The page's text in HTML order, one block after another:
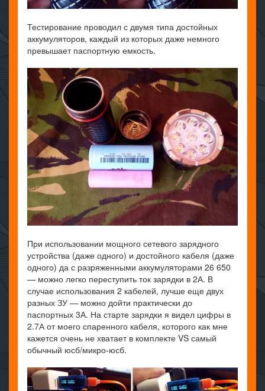
Тестирование проводил с двумя типа достойных
аккумуляторов, каждый из которых даже немного
превышает паспортную емкость.
При использовании мощного сетевого зарядного
устройства (даже одного) и достойного кабеля (даже
одного) да с разряженными аккумуляторами 26 650
— можно легко переступить ток зарядки в 2А. В
случае использования 2 кабелей, лучше еще двух
разных ЗУ — можно дойти практически до
паспортных 3А. На старте зарядки я видел цифры в
2.7А от моего спаренного кабеля, которого как мне
кажется очень не хватает в комплекте VS самый
обычный юсб/микро-юсб.